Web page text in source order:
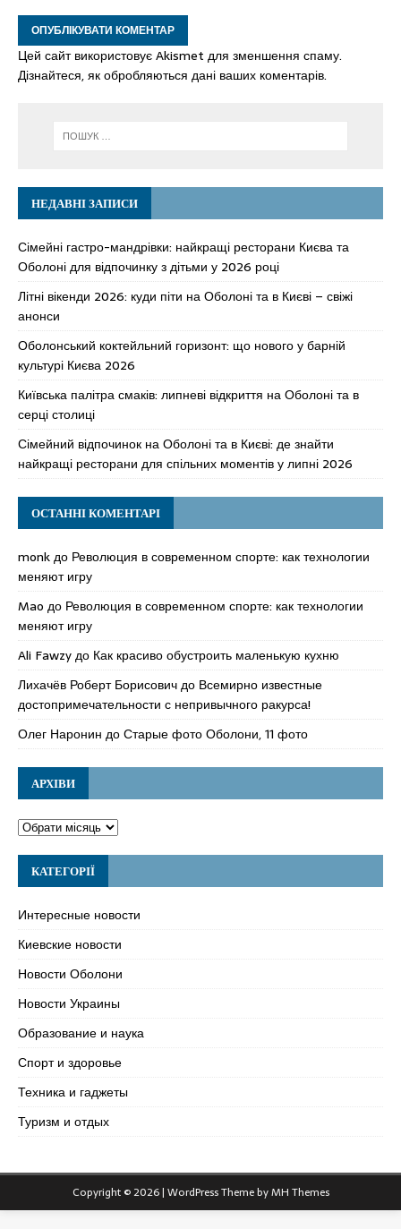
Цей сайт використовує Akismet для зменшення спаму.
Дізнайтеся, як обробляються дані ваших коментарів.
НЕДАВНІ ЗАПИСИ
Сімейні гастро-мандрівки: найкращі ресторани Києва та
Оболоні для відпочинку з дітьми у 2026 році
Літні вікенди 2026: куди піти на Оболоні та в Києві – свіжі
анонси
Оболонський коктейльний горизонт: що нового у барній
культурі Києва 2026
Київська палітра смаків: липневі відкриття на Оболоні та в
серці столиці
Сімейний відпочинок на Оболоні та в Києві: де знайти
найкращі ресторани для спільних моментів у липні 2026
ОСТАННІ КОМЕНТАРІ
monkдо Революция в современном спорте: как технологии
меняют игру
Mao до Революция в современном спорте: как технологии
меняют игру
Ali Fawzyдо Как красиво обустроить маленькую кухню
Лихачёв Роберт Борисовичдо Всемирно известные
достопримечательности с непривычного ракурса!
Олег Наронин доСтарые фото Оболони, 11 фото
АРХІВИ
КАТЕГОРІЇ
Интересные новости
Киевские новости
Новости Оболони
Новости Украины
Образование и наука
Спорт и здоровье
Техника и гаджеты
Туризм и отдых
Copyright © 2026 | WordPress Theme byMH Themes